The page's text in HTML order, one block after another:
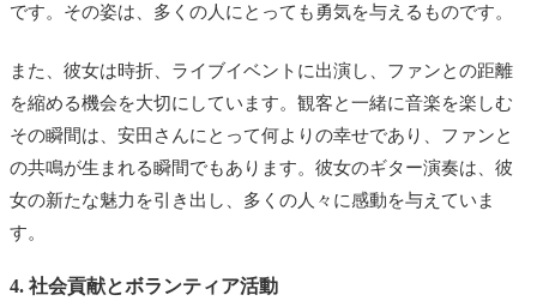
です。その姿は、多くの人にとっても勇気を与えるものです。
また、彼女は時折、ライブイベントに出演し、ファンとの距離
を縮める機会を大切にしています。観客と一緒に音楽を楽しむ
その瞬間は、安田さんにとって何よりの幸せであり、ファンと
の共鳴が生まれる瞬間でもあります。彼女のギター演奏は、彼
女の新たな魅力を引き出し、多くの人々に感動を与えていま
す。
4. 社会貢献とボランティア活動